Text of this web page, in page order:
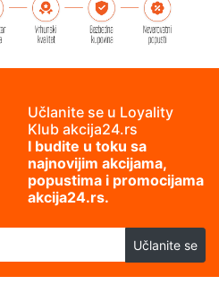
Učlanite se u Loyality
Klub akcija24.rs
I budite u toku sa
najnovijim akcijama,
popustima i promocijama
akcija24.rs.
Učlanite se